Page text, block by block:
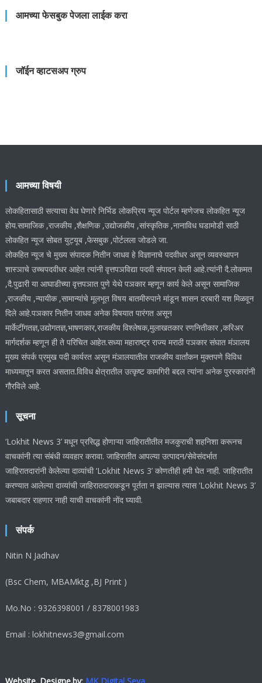
आमच्या फेसबुक पेजला लाईक करा
जॉईन व्हाटसअप ग्रुप
आमच्या विषयी
लोकहितासाठी सत्याचा वेध घेणारे निर्भिड लोकप्रिय न्यूज पोर्टल म्हणेजच लोकहित न्यूज
होय.सामाजिक ,राजकीय ,शैक्षणिक ,उद्योजकीय ,सांस्कृतिक ,नानाविध घडामोडी साठी
लोकहित न्यूज सोबत युट्यूब ,फेसबुक ,पोर्टलला जोडले जा.
लोकहित न्यूज चे मुख्य संपादक नितीन जाधव हे विज्ञानाचे पदवीधर असून व्यवस्थापन
शास्ञाचे उच्चपदवीधर आहेत त्यांनी वृत्तपञविद्या पदवी संपादन केली आहे.त्यांनी दै.लोकमत
,दै.पुढारी या आघाडीच्या वृत्तपञात पुणे येथे पञकार म्हणून कार्य केले असून सामाजिक
,राजकीय ,न्यायीक ,सामान्यांचे मूलभूत विषय बातमीरुपाने मांडून शासन दरबारी यश मिळवून
दिले आहे.पञकार नितीन जाधव अनेक विषयात पारंगत असून
मार्केटींगतज्ञ,उद्योगतज्ञ,भाषणकार,राजकीय विश्लेषक,मुलाखतकार रणनितीकार ,करिअर
मार्गदर्शक म्हणून ही ते परिचित आहेत.सध्या महाराष्ट्र राज्य मराठी पञकार संघात मंञालय
मुख्य संपर्क प्रमुख पदी कार्यरत असून मंञालयातील राजकीय वार्तांकन मुक्तपणे विविध
माध्यमातून करत असतात.विविध क्षेत्रातील उत्कृष्ट कामगिरी बद्दल त्यांना अनेक पुरस्कारांनी
गौरविले आहे.
सूचना
‘Lokhit News 3’ मधून प्रसिद्ध होणाऱ्या जाहिरातीतील मजकुराची शहनिशा करूनच
वाचकांनी त्या संबंधी व्यवहार करावा. जाहिरातीत आपल्या उत्पादन/सेवेसंदर्भात
जाहिरातदारांनी केलेल्या दाव्यांची ‘Lokhit News 3’ कोणतीही हमी घेत नाही. जाहिरातीत
करण्यात आलेल्या दाव्यांची जाहिरातदाराकडून पूर्तता न झाल्यास त्यास ‘Lokhit News 3’
जबाबदार राहणार नाही याची वाचकांनी नोंद घ्यावी.
संपर्क
Nitin N Jadhav
(Bsc Chem, MBAMktg ,BJ Print )
Mo.No : 9326398001 / 8378001983
Email : lokhitnews3@gmail.com